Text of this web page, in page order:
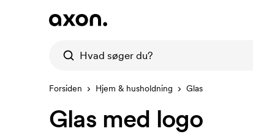
Forsiden Hjem & husholdning Glas
Glas med logo